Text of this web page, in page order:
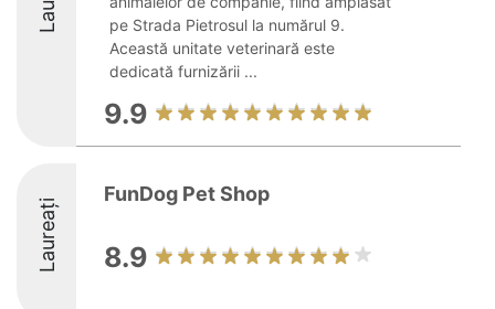
pe Strada Pietrosul la numărul 9.
Această unitate veterinară este
dedicată furnizării ...
9.9
Laureați
FunDog Pet Shop
8.9